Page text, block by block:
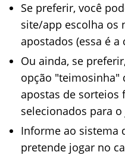
Se preferir, você
site/app escolha os
apostados (essa é
Ou ainda, se
opção "teimosinha"
apostas de sorteios
selecionados para o
Informe ao sistema
pretende jogar no